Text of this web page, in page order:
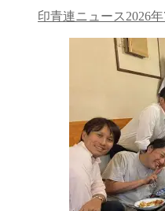
印青連ニュース2026